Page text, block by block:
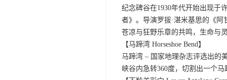
纪念碑谷在1930年代开始出现于
者》。导演罗拔·湛米基思的《
苍凉与狂野乐章的共鸣，生命与
【马蹄湾 Horseshoe Bend】
马蹄湾 – 国家地理杂志评选出的
峡谷内急转360度，切割出一个